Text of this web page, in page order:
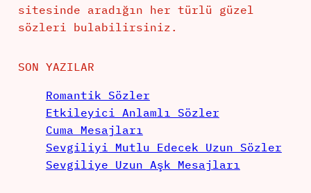
sitesinde aradığın her türlü güzel
sözleri bulabilirsiniz.
SON YAZILAR
Romantik Sözler
Etkileyici Anlamlı Sözler
Cuma Mesajları
Sevgiliyi Mutlu Edecek Uzun Sözler
Sevgiliye Uzun Aşk Mesajları